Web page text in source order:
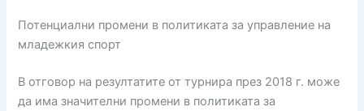
Потенциални промени в политиката за управление на
младежкия спорт
В отговор на резултатите от турнира през 2018 г. може
да има значителни промени в политиката за